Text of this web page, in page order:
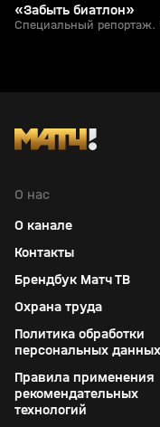
«Забыть биатлон»
Специальный репортаж.
О нас
О канале
Контакты
Брендбук Матч ТВ
Охрана труда
Политика обработки
персональных данных
Правила применения
рекомендательных
технологий